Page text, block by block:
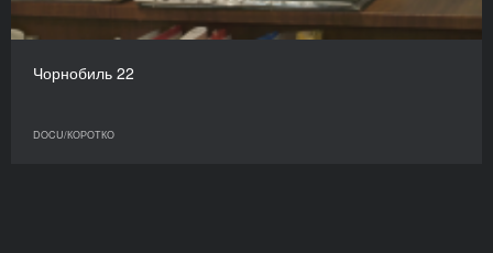
Чорнобиль 22
DOCU/КОРОТКО